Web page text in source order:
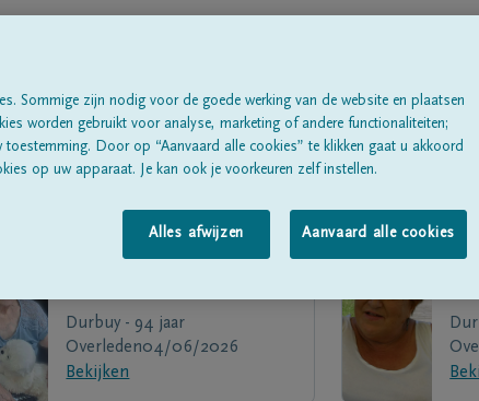
Berthe NOLLET
Durbuy - 94 jaar
Overleden04/06/2026
Bekijken
Sommige zijn nodig voor de goede werking van de website en plaatsen
worden gebruikt voor analyse, marketing of andere functionaliteiten;
toestemming. Door op “Aanvaard alle cookies” te klikken gaat u akkoord
op uw apparaat. Je kan ook je voorkeuren zelf instellen.
Alles afwijzen Aanvaard alle cookies